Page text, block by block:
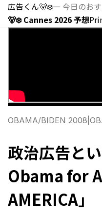
広告くん🐻‍❄️— 今日のお
🐻‍❄️ Cannes 2026 予想
OBAMA/BIDEN 2008
政治広告と
Obama for
AMERICA」